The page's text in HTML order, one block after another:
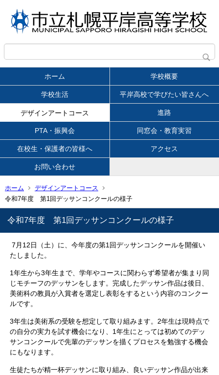
ホーム 学校概要
学校生活 平岸高校で学びたい皆さんへ
デザインアートコース 進路
PTA・振興会 同窓会・教育実習
在校生・保護者の皆様へ アクセス
お問い合わせ
ホーム
デザインアートコース
令和7年度 第1回デッサンコンクールの様子
令和7年度 第1回デッサンコンクールの様子
7月12日（土）に、今年度の第1回デッサンコンクールを開催い
たしました。
1年生から3年生まで、学年やコースに関わらず希望者が集まり同
じモチーフのデッサンをします。完成したデッサン作品は後日、
美術科の教員が入賞者を選定し表彰をするという内容のコンクー
ルです。
3年生は美術系の受験を想定して取り組みます。2年生は現時点で
の自分の実力を試す機会になり、1年生にとっては初めてのデッ
サンコンクールで先輩のデッサンを描くプロセスを勉強する機会
にもなります。
生徒たちが精一杯デッサンに取り組み、良いデッサン作品が出来